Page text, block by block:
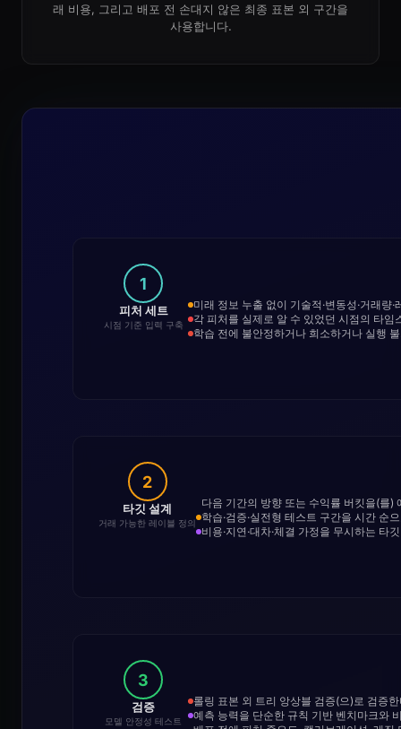
래 비용, 그리고 배포 전 손대지 않은 최종 표본 외 구간을
사용합니다.
1
피처 세트
시점 기준 입력 구축
미래 정보 누출 없이 기술적·변동성·거래량
각 피처를 실제로 알 수 있었던 시점의 타임
학습 전에 불안정하거나 희소하거나 실행
2
타깃 설계
거래 가능한 레이블 정의
다음 기간의 방향 또는 수익률 버킷을(를)
학습·검증·실전형 테스트 구간을 시간 순
비용·지연·대차·체결 가정을 무시하는 타
3
검증
모델 안정성 테스트
롤링 표본 외 트리 앙상블 검증(으)로 검증
예측 능력을 단순한 규칙 기반 벤치마크와